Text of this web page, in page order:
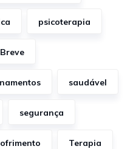
psicoterapia
saudável
segurança
Terapia